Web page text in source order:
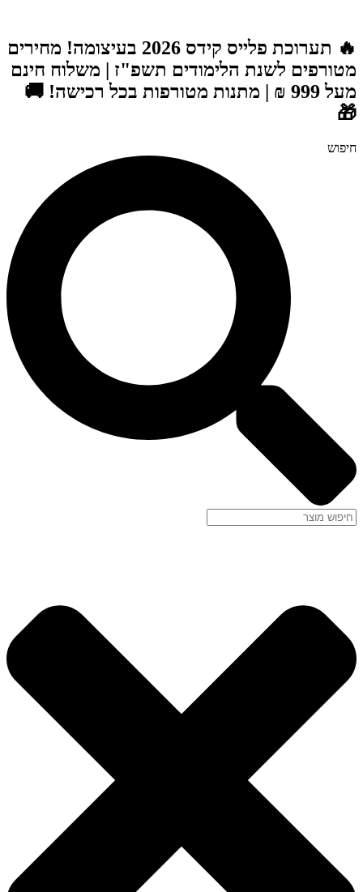
🔥 תערוכת פלייס קידס 2026 בעיצומה! מחירים
מטורפים לשנת הלימודים תשפ"ז | משלוח חינם
מעל 999 ₪ | מתנות מטורפות בכל רכישה! 🚚
🎁
חיפוש